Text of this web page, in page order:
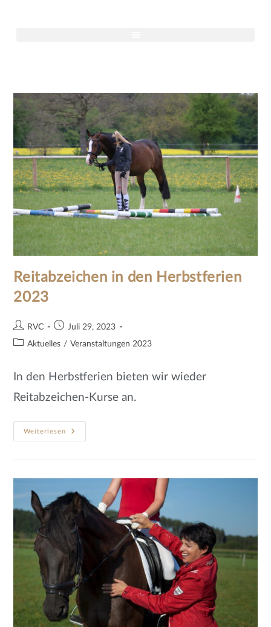
Reitabzeichen in den Herbstferien
2023
RVC
Juli 29, 2023
Aktuelles / Veranstaltungen 2023
In den Herbstferien bieten wir wieder
Reitabzeichen-Kurse an.
Weiterlesen